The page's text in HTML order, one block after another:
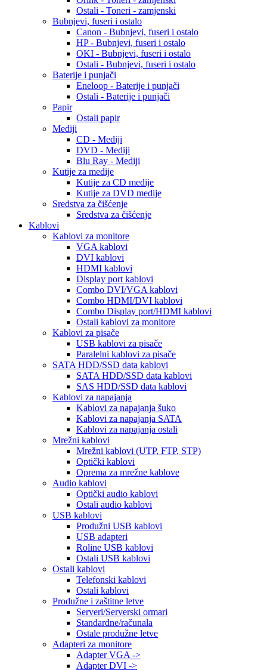
Ostali - Toneri - zamjenski
Bubnjevi, fuseri i ostalo
Canon - Bubnjevi, fuseri i ostalo
HP - Bubnjevi, fuseri i ostalo
OKI - Bubnjevi, fuseri i ostalo
Ostali - Bubnjevi, fuseri i ostalo
Baterije i punjači
Eneloop - Baterije i punjači
Ostali - Baterije i punjači
Papir
Ostali papir
Mediji
CD - Mediji
DVD - Mediji
Blu Ray - Mediji
Kutije za medije
Kutije za CD medije
Kutije za DVD medije
Sredstva za čišćenje
Sredstva za čišćenje
Kablovi
Kablovi za monitore
VGA kablovi
DVI kablovi
HDMI kablovi
Display port kablovi
Combo DVI/VGA kablovi
Combo HDMI/DVI kablovi
Combo Display port/HDMI kablovi
Ostali kablovi za monitore
Kablovi za pisače
USB kablovi za pisače
Paralelni kablovi za pisače
SATA HDD/SSD data kablovi
SATA HDD/SSD data kablovi
SAS HDD/SSD data kablovi
Kablovi za napajanja
Kablovi za napajanja šuko
Kablovi za napajanja SATA
Kablovi za napajanja ostali
Mrežni kablovi
Mrežni kablovi (UTP, FTP, STP)
Optički kablovi
Oprema za mrežne kablove
Audio kablovi
Optički audio kablovi
Ostali audio kablovi
USB kablovi
Produžni USB kablovi
USB adapteri
Roline USB kablovi
Ostali USB kablovi
Ostali kablovi
Telefonski kablovi
Ostali kablovi
Produžne i zaštitne letve
Serveri/Serverski ormari
Standardne/računala
Ostale produžne letve
Adapteri za monitore
Adapter VGA ->
Adapter DVI ->